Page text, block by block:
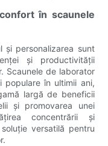
în scaunele
personalizarea sunt
și productivității
Scaunele de laborator
în ultimii ani,
largă de beneficii
și promovarea unei
concentrării și
versatilă pentru